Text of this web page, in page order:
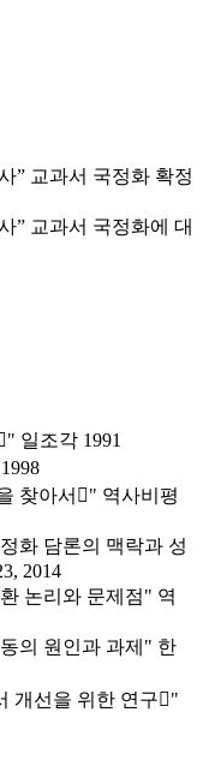
” 교과서 국정화 확정
” 교과서 국정화에 대
일조각 1991
찾아서" 역사비평
화 담론의 맥락과 성
2014
논리와 문제점" 역
의 원인과 과제" 한
개선을 위한 연구"